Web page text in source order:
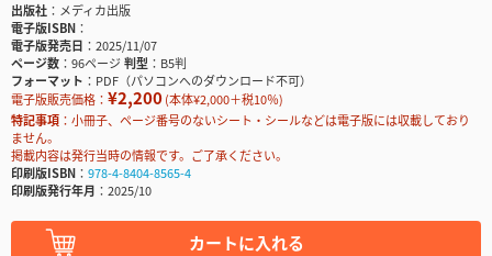
出版社
メディカ出版
電子版ISBN
電子版発売日
2025/11/07
ページ数
96ページ判型
B5判
フォーマット
PDF（パソコンへのダウンロード不可）
電子版販売価格： ¥2,200(本体¥2,000＋税10％)
特記事項
小冊子、ページ番号のないシート・シールなどは電子版には収載しており
ません。
掲載内容は発行当時の情報です。ご了承ください。
印刷版ISBN
978-4-8404-8565-4
印刷版発行年月
2025/10
カートに入れる